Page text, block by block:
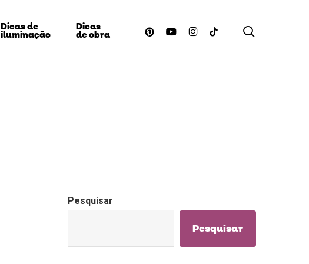
Dicas de
iluminação
Dicas
de obra pinterestyoutubeinstagram
tiktok
Pesquisar
Pesquisar